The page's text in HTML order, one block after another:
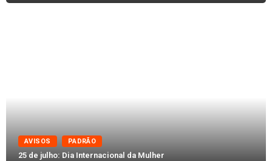
AVISOS PADRÃO
25 de julho: Dia Internacional da Mulher